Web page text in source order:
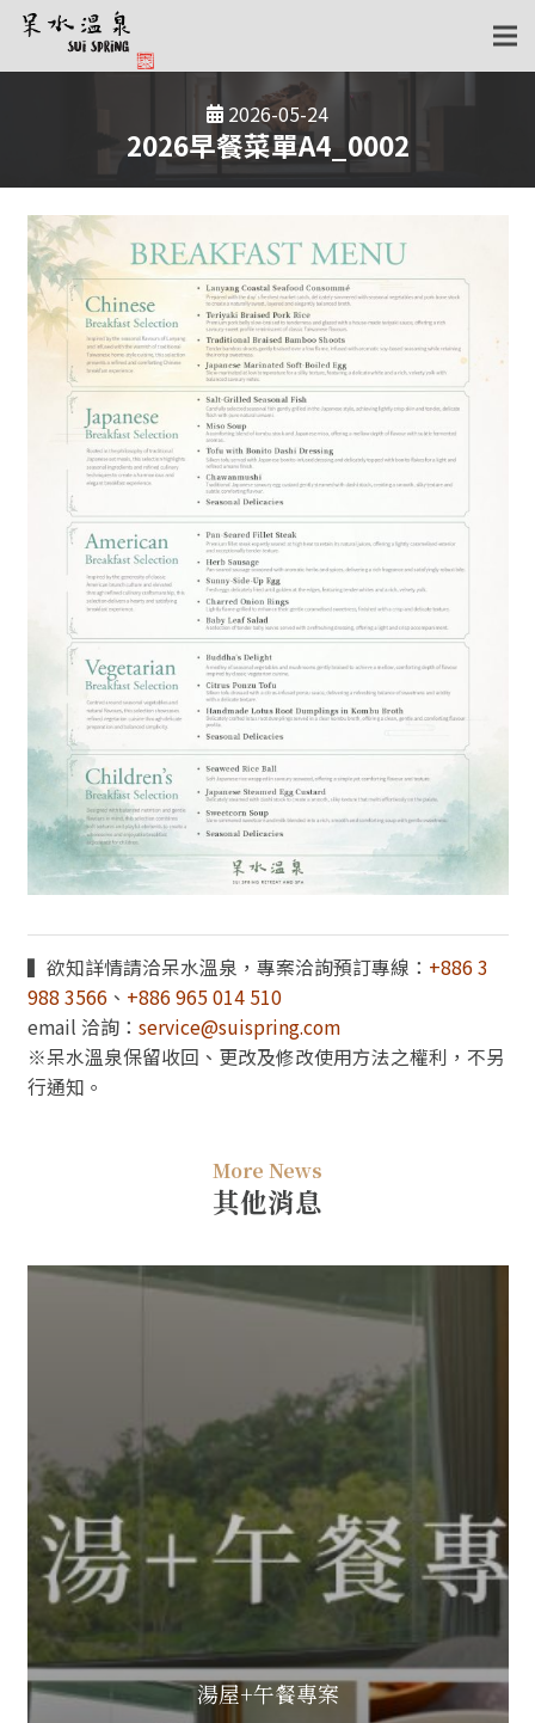
2026-05-24
2026早餐菜單A4_0002
▍欲知詳情請洽呆水溫泉，專案洽詢預訂專線： +886 3
988 3566、 +886 965 014 510
email 洽詢： service@suispring.com
※呆水溫泉保留收回、更改及修改使用方法之權利，不另
行通知。
More News
其他消息
湯屋+午餐專案